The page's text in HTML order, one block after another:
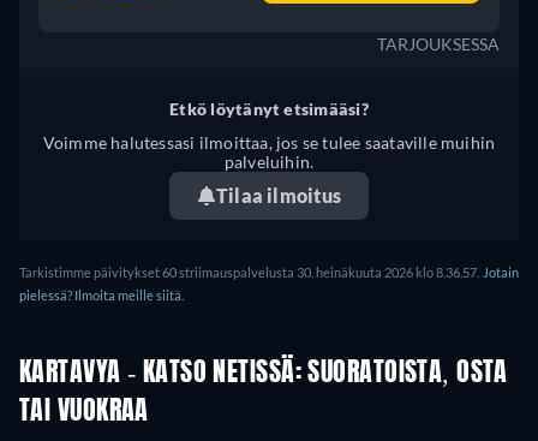
TARJOUKSESSA
Etkö löytänyt etsimääsi?
Voimme halutessasi ilmoittaa, jos se tulee saataville muihin
palveluihin.
Tilaa ilmoitus
Tarkistimme päivitykset 60 striimauspalvelusta 30. heinäkuuta 2026 klo 8.36.57. Jotain
pielessä? Ilmoita meille siitä.
KARTAVYA - KATSO NETISSÄ: SUORATOISTA, OSTA
TAI VUOKRAA